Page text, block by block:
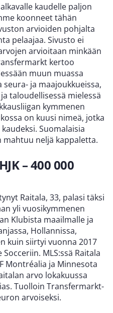
kaudelle paljon
koonneet tähän
arvioiden pohjalta
pelaajaa. Sivusto ei
arvioitaan minkään
kertoo
muun muassa
ja maajoukkueissa,
taloudellisessä mielessä
kymmenen
on kuusi nimeä, jotka
Suomalaisia
mahtuu neljä kappaletta.
– 400 000
Raitala, 33, palasi täksi
yli vuosikymmenen
Klubista maailmalle ja
Hollannissa,
kuin siirtyi vuonna 2017
MLS:ssä Raitala
Montréalia ja Minnesota
arvo lokakuussa
Tuolloin Transfermarkt-
arvoiseksi.